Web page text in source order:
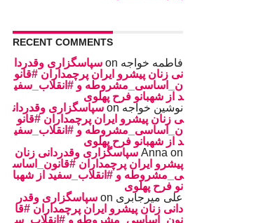
RECENT COMMENTS
فاطمه خواجه
سپاسگزاری وقدردا
نی زنان پیشرو ایران پرچمداران #قانو
ن_اساسی_مشروطه و #انقلاب_سفی
د از شهبانو فرح پهلوی
نوشین خواجه
سپاسگزاری وقدردان
ی زنان پیشرو ایران پرچمداران #قانو
ن_اساسی_مشروطه و #انقلاب_سفی
د از شهبانو فرح پهلوی
Anna on
سپاسگزاری وقدردانی زنان
پیشرو ایران پرچمداران #قانون_اساس
ی_مشروطه و #انقلاب_سفید از شهبا
نو فرح پهلوی
على ميرجابرى
سپاسگزاری وقدر
دانی زنان پیشرو ایران پرچمداران #قا
نون_اساسی_مشروطه و #انقلاب_س